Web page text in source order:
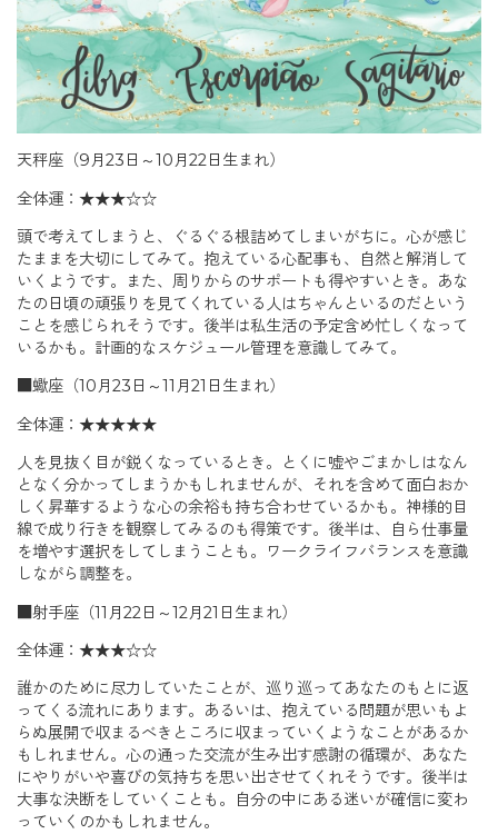
天秤座（9月23日～10月22日生まれ）
全体運：★★★☆☆
頭で考えてしまうと、ぐるぐる根詰めてしまいがちに。心が感じ
たままを大切にしてみて。抱えている心配事も、自然と解消して
いくようです。また、周りからのサポートも得やすいとき。あな
たの日頃の頑張りを見てくれている人はちゃんといるのだという
ことを感じられそうです。後半は私生活の予定含め忙しくなって
いるかも。計画的なスケジュール管理を意識してみて。
■蠍座（10月23日～11月21日生まれ）
全体運：★★★★★
人を見抜く目が鋭くなっているとき。とくに嘘やごまかしはなん
となく分かってしまうかもしれませんが、それを含めて面白おか
しく昇華するような心の余裕も持ち合わせているかも。神様的目
線で成り行きを観察してみるのも得策です。後半は、自ら仕事量
を増やす選択をしてしまうことも。ワークライフバランスを意識
しながら調整を。
■射手座（11月22日～12月21日生まれ）
全体運：★★★☆☆
誰かのために尽力していたことが、巡り巡ってあなたのもとに返
ってくる流れにあります。あるいは、抱えている問題が思いもよ
らぬ展開で収まるべきところに収まっていくようなことがあるか
もしれません。心の通った交流が生み出す感謝の循環が、あなた
にやりがいや喜びの気持ちを思い出させてくれそうです。後半は
大事な決断をしていくことも。自分の中にある迷いが確信に変わ
っていくのかもしれません。